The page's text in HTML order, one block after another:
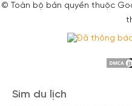
© Toàn bộ bản quyền thuộc
Sim du lịch